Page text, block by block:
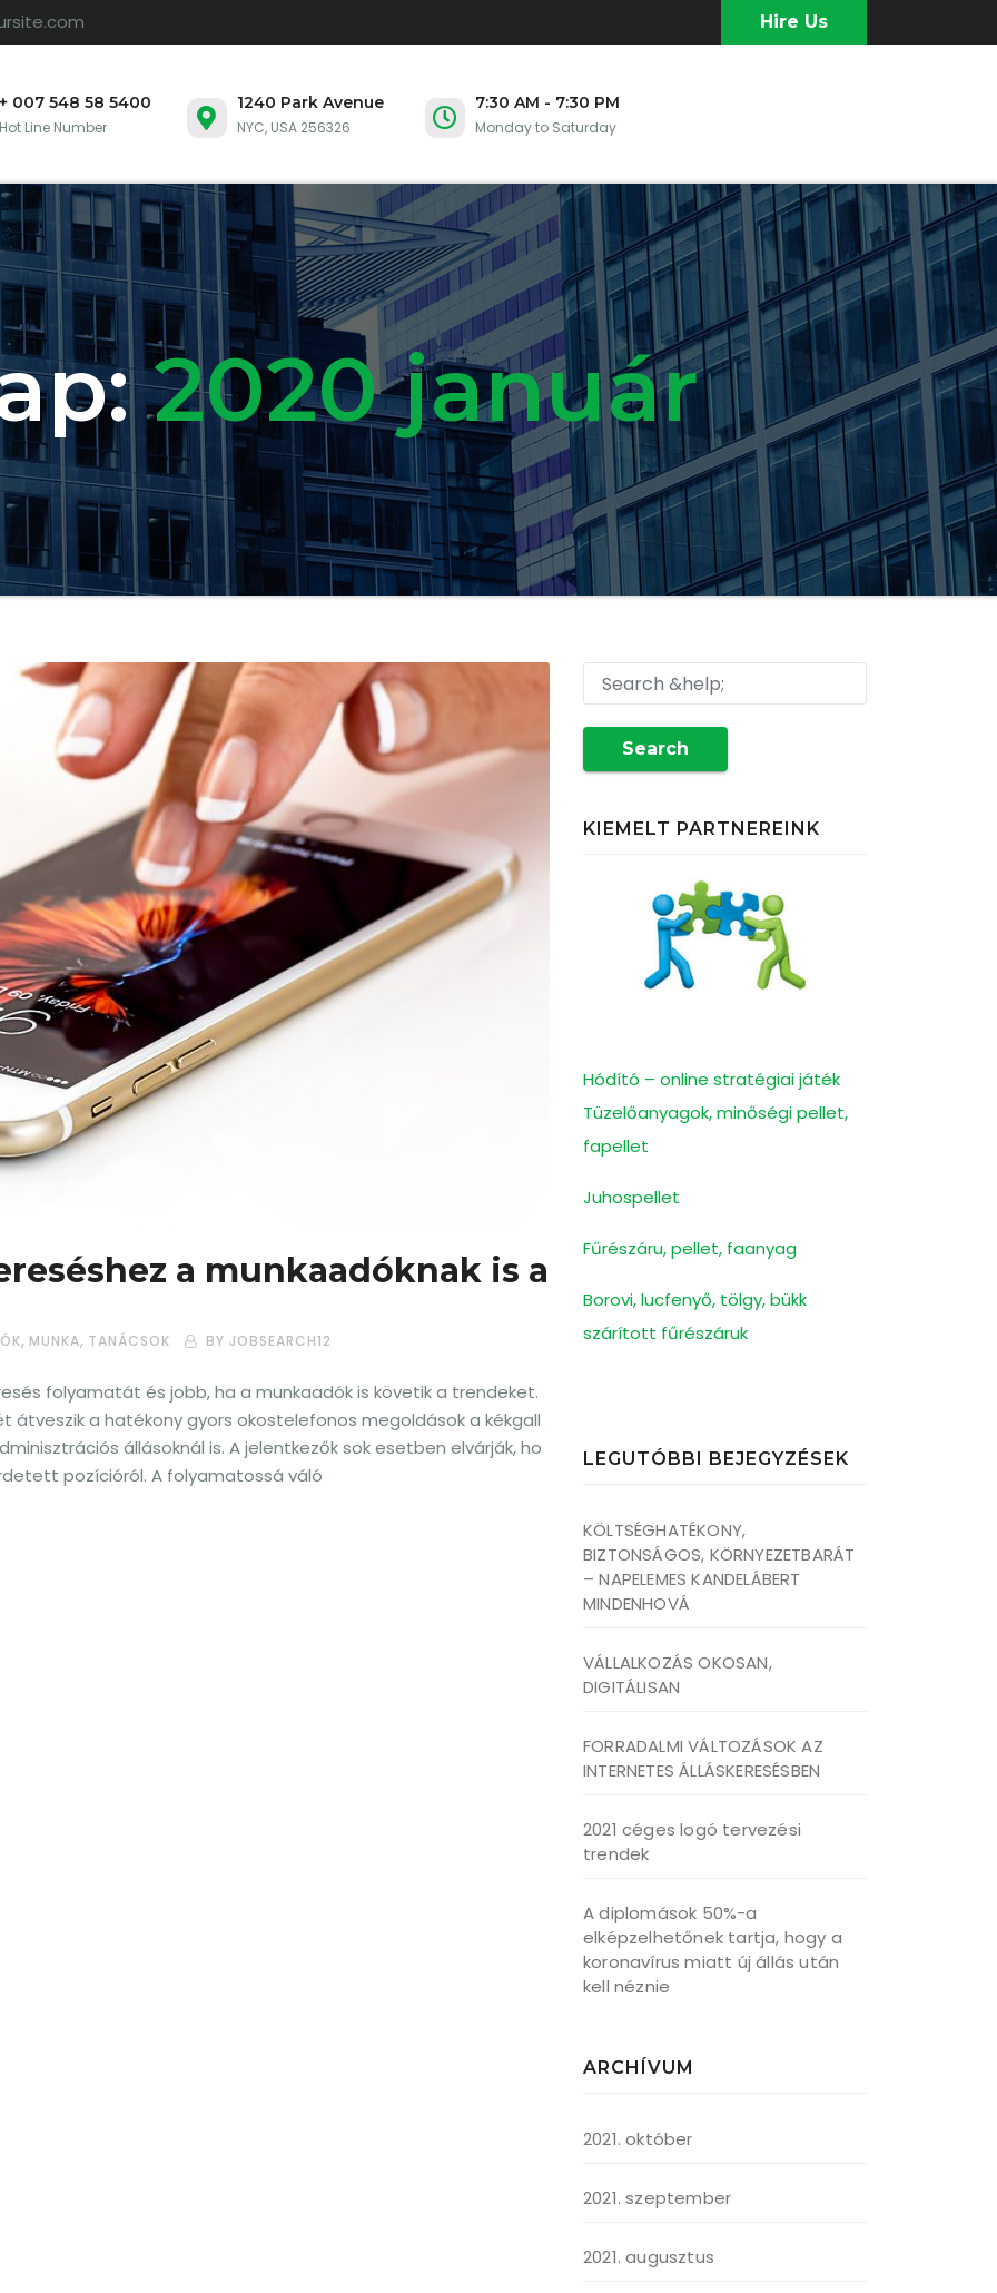
Hire Us
+ 007 548 58 5400
Hot Line Number
1240 Park Avenue
NYC, USA 256326
7:30 AM - 7:30 PM
Monday to Saturday
2020 január
a munkaadóknak is a
, MUNKA, TANÁCSOK BY JOBSEARCH12
folyamatát és jobb, ha a munkaadók is követik a trendeket.
átveszik a hatékony gyors okostelefonos megoldások a kékgall
állásoknál is. A jelentkezők sok esetben elvárják, ho
pozícióról. A folyamatossá váló
Search
KIEMELT PARTNEREINK
Hódító – online stratégiai játék
Tüzelőanyagok, minőségi pellet,
fapellet
Juhospellet
Fűrészáru, pellet, faanyag
Borovi, lucfenyő, tölgy, bükk
szárított fűrészáruk
LEGUTÓBBI BEJEGYZÉSEK
KÖLTSÉGHATÉKONY,
BIZTONSÁGOS, KÖRNYEZETBARÁT
– NAPELEMES KANDELÁBERT
MINDENHOVÁ
VÁLLALKOZÁS OKOSAN,
DIGITÁLISAN
FORRADALMI VÁLTOZÁSOK AZ
INTERNETES ÁLLÁSKERESÉSBEN
2021 céges logó tervezési
trendek
A diplomások 50%-a
elképzelhetőnek tartja, hogy a
koronavírus miatt új állás után
kell néznie
ARCHÍVUM
2021. október
2021. szeptember
2021. augusztus